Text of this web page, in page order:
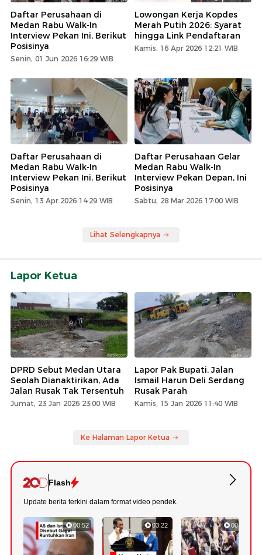
Daftar Perusahaan di
Medan Rabu Walk-In
Interview Pekan Ini, Berikut
Posisinya
Senin, 01 Jun 2026 16:29 WIB
Lowongan Kerja Kopdes
Merah Putih 2026: Syarat
hingga Link Pendaftaran
Kamis, 16 Apr 2026 12:21 WIB
Daftar Perusahaan di
Medan Rabu Walk-In
Interview Pekan Ini, Berikut
Posisinya
Senin, 13 Apr 2026 14:29 WIB
Daftar Perusahaan Gelar
Medan Rabu Walk-In
Interview Pekan Depan, Ini
Posisinya
Sabtu, 28 Mar 2026 17:00 WIB
Lihat Selengkapnya
Lapor Ketua
DPRD Sebut Medan Utara
Seolah Dianaktirikan, Ada
Jalan Rusak Tak Tersentuh
Jumat, 23 Jan 2026 23:00 WIB
Lapor Pak Bupati, Jalan
Ismail Harun Deli Serdang
Rusak Parah
Kamis, 15 Jan 2026 11:40 WIB
Ke Halaman Lapor Ketua
Flash
Update berita terkini dalam format video pendek.
00:52 03:22 00:42